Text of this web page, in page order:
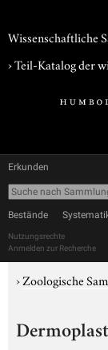
Wissenschaftliche
› Teil-Katalog der
Erkunden
Bestände
Nutzungsrechte
Anmelden zur Recherche
›Zoologische